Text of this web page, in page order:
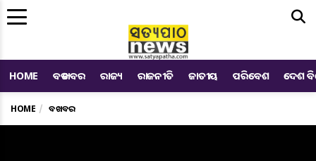
HOME ବଡ ଖବର ରାଜ୍ୟ ରାଜନୀତି ଜାତୀୟ ପରିବେଶ ଦେଶ
HOME ବଡ ଖବର